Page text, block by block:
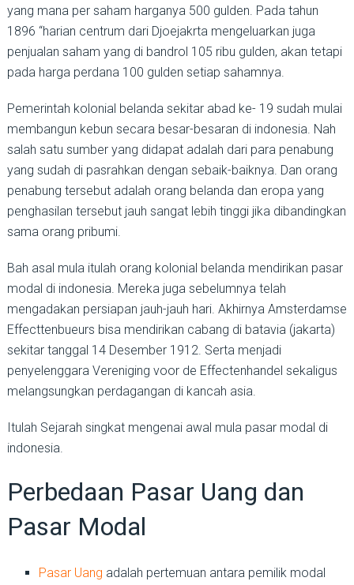
yang mana per saham harganya 500 gulden. Pada tahun
1896 “harian centrum dari Djoejakrta mengeluarkan juga
penjualan saham yang di bandrol 105 ribu gulden, akan tetapi
pada harga perdana 100 gulden setiap sahamnya.
Pemerintah kolonial belanda sekitar abad ke- 19 sudah mulai
membangun kebun secara besar-besaran di indonesia. Nah
salah satu sumber yang didapat adalah dari para penabung
yang sudah di pasrahkan dengan sebaik-baiknya. Dan orang
penabung tersebut adalah orang belanda dan eropa yang
penghasilan tersebut jauh sangat lebih tinggi jika dibandingkan
sama orang pribumi.
Bah asal mula itulah orang kolonial belanda mendirikan pasar
modal di indonesia. Mereka juga sebelumnya telah
mengadakan persiapan jauh-jauh hari. Akhirnya Amsterdamse
Effecttenbueurs bisa mendirikan cabang di batavia (jakarta)
sekitar tanggal 14 Desember 1912. Serta menjadi
penyelenggara Vereniging voor de Effectenhandel sekaligus
melangsungkan perdagangan di kancah asia.
Itulah Sejarah singkat mengenai awal mula pasar modal di
indonesia.
Perbedaan Pasar Uang dan
Pasar Modal
Pasar Uang adalah pertemuan antara pemilik modal